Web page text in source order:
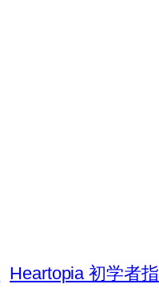
Heartopia 初学者